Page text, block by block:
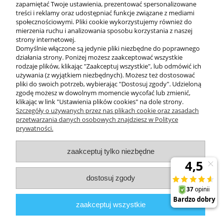
KONTAKT
DODATKOWE
MOJE KONTO
INFORMACJE
// ul. Przemysłowa 11a, 75-216 Koszalin // NIP669-050-03-43
// E-mail: sklep@zuma-line.pl
zapamiętać Twoje ustawienia, prezentować spersonalizowane
treści i reklamy oraz udostępniać funkcje związane z mediami
społecznościowymi. Pliki cookie wykorzystujemy również do
mierzenia ruchu i analizowania sposobu korzystania z naszej
strony internetowej.
Domyślnie włączone są jedynie pliki niezbędne do poprawnego
działania strony. Poniżej możesz zaakceptować wszystkie
rodzaje plików, klikając "Zaakceptuj wszystkie", lub odmówić ich
używania (z wyjątkiem niezbędnych). Możesz też dostosować
pliki do swoich potrzeb, wybierając "Dostosuj zgody". Udzieloną
zgodę możesz w dowolnym momencie wycofać lub zmienić,
klikając w link "Ustawienia plików cookies" na dole strony.
Szczegóły o używanych przez nas plikach cookie oraz zasadach
przetwarzania danych osobowych znajdziesz w Polityce
prywatności.
zaakceptuj tylko niezbędne
dostosuj zgody
zaakceptuj wszystkie